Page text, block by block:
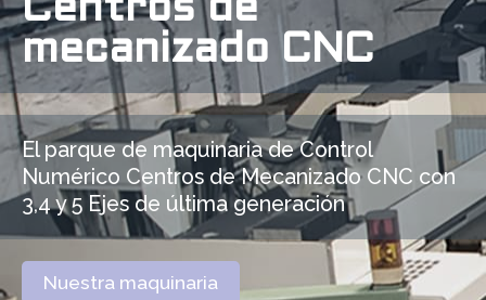
Centros de
mecanizado CNC
El parque de maquinaria de Control
Numérico Centros de Mecanizado CNC con
3,4 y 5 Ejes de última generación
Nuestra maquinaria